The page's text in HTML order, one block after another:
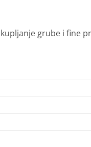
grube i fine